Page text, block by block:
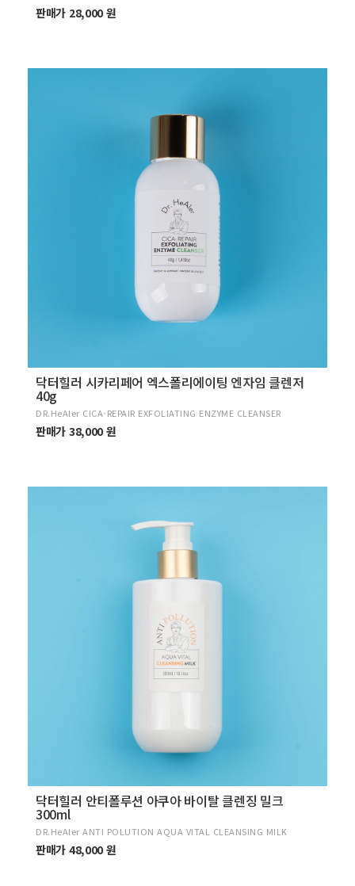
판매가 28,000 원
닥터힐러 시카리페어 엑스폴리에이팅 엔자임 클렌저
40g
DR.HeAler CICA-REPAIR EXFOLIATING ENZYME CLEANSER
판매가 38,000 원
닥터힐러 안티폴루션 아쿠아 바이탈 클렌징 밀크
300ml
DR.HeAler ANTI POLUTION AQUA VITAL CLEANSING MILK
판매가 48,000 원